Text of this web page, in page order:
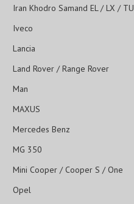
Iran Khodro Samand EL / LX / TU
Iveco
Lancia
Land Rover / Range Rover
Man
MAXUS
Mercedes Benz
MG 350
Mini Cooper / Cooper S / One
Opel